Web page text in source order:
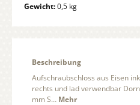
Gewicht:0,5 kg
Beschreibung
Aufschraubschloss aus Eisen
rechts und lad verwendbar
mm S… Mehr